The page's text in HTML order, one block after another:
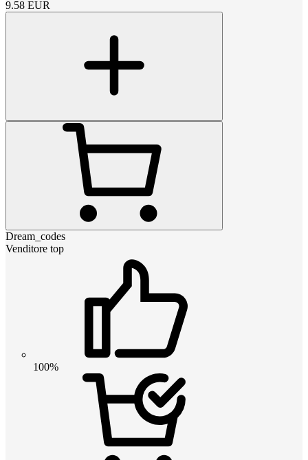
9.58 EUR
Dream_codes
Venditore top
100%